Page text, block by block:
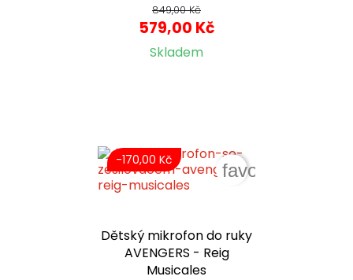
849,00 Kč
579,00 Kč
Skladem
Dětský mikrofon do ruky
AVENGERS - Reig
Musicales
-170,00 Kč
favorite_border